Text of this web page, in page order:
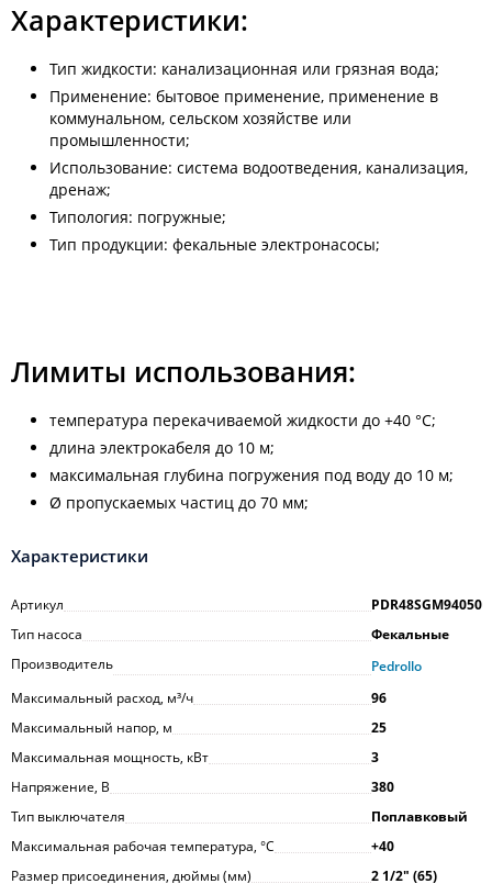
Характеристики:
Тип жидкости: канализационная или грязная вода;
Применение: бытовое применение, применение в
коммунальном, сельском хозяйстве или
промышленности;
Использование: система водоотведения, канализация,
дренаж;
Типология: погружные;
Тип продукции: фекальные электронасосы;
Лимиты использования:
температура перекачиваемой жидкости до +40 °C;
длина электрокабеля до 10 м;
максимальная глубина погружения под воду до 10 м;
Ø пропускаемых частиц до 70 мм;
Характеристики
Артикул
PDR48SGM94050
Тип насоса
Фекальные
Производитель
Pedrollo
Максимальный расход, м³/ч
96
Максимальный напор, м
25
Максимальная мощность, кВт
3
Напряжение, В
380
Тип выключателя
Поплавковый
Максимальная рабочая температура, °С
+40
Размер присоединения, дюймы (мм)
2 1/2" (65)